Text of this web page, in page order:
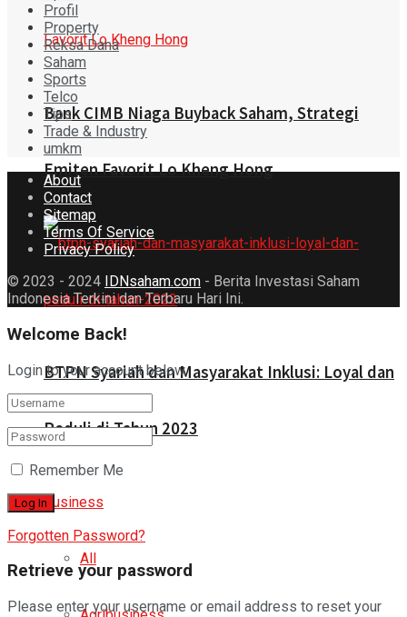
Bank CIMB Niaga Buyback Saham, Strategi
Emiten Favorit Lo Kheng Hong
BTPN Syariah dan Masyarakat Inklusi: Loyal dan
Peduli di Tahun 2023
Business
All
Profil
Property
Reksa Dana
Saham
Sports
Telco
Tips
Trade & Industry
umkm
About
Contact
Sitemap
Terms Of Service
Privacy Policy
© 2023 - 2024
IDNsaham.com - Berita Investasi Saham
Indonesia Terkini dan Terbaru Hari Ini.
Welcome Back!
Login to your account below
Remember Me
Forgotten Password?
Retrieve your password
Please enter your username or email address to reset your